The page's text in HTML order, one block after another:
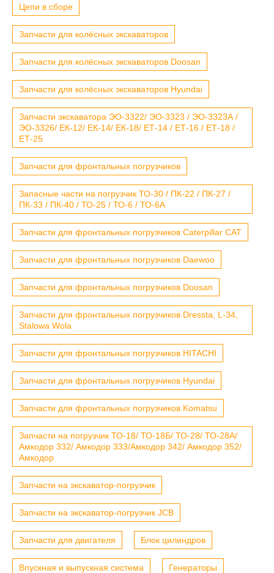
Цепи в сборе
Запчасти для колёсных экскаваторов
Запчасти для колёсных экскаваторов Doosan
Запчасти для колёсных экскаваторов Hyundai
Запчасти экскаватора ЭО-3322/ ЭО-3323 / ЭО-3323А /
ЭО-3326/ ЕК-12/ ЕК-14/ ЕК-18/ ЕТ-14 / ЕТ-16 / ЕТ-18 /
ЕТ-25
Запчасти для фронтальных погрузчиков
Запасные части на погрузчик ТО-30 / ПК-22 / ПК-27 /
ПК-33 / ПК-40 / ТО-25 / ТО-6 / ТО-6А
Запчасти для фронтальных погрузчиков Caterpillar CAT
Запчасти для фронтальных погрузчиков Daewoo
Запчасти для фронтальных погрузчиков Doosan
Запчасти для фронтальных погрузчиков Dressta, L-34,
Stalowa Wola
Запчасти для фронтальных погрузчиков HITACHI
Запчасти для фронтальных погрузчиков Hyundai
Запчасти для фронтальных погрузчиков Komatsu
Запчасти на погрузчик ТО-18/ ТО-18Б/ ТО-28/ ТО-28А/
Амкодор 332/ Амкодор 333/Амкодор 342/ Амкодор 352/
Амкодор
Запчасти на экскаватор-погрузчик
Запчасти на экскаватор-погрузчик JCB
Запчасти для двигателя Блок цилиндров
Впускная и выпускная система Генераторы